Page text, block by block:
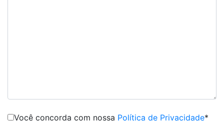
Você concorda com nossa Política de Privacidade*